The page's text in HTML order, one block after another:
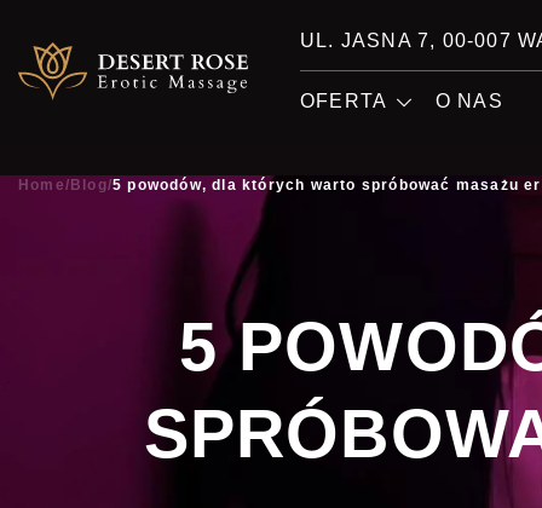
UL. JASNA 7, 00-007
OFERTA O NAS
Home/ Blog/5 powodów, dla których warto spróbować masażu
5